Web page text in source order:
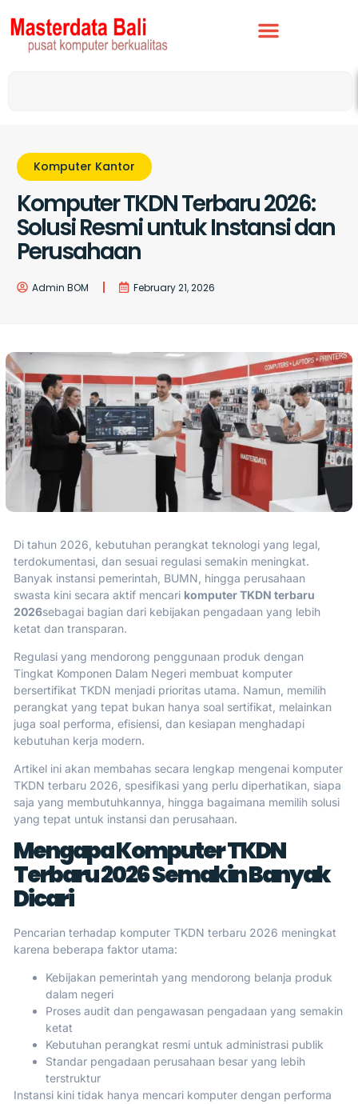
Komputer Kantor
Komputer TKDN Terbaru 2026:
Solusi Resmi untuk Instansi dan
Perusahaan
Admin BOM February 21, 2026
Di tahun 2026, kebutuhan perangkat teknologi yang legal,
terdokumentasi, dan sesuai regulasi semakin meningkat.
Banyak instansi pemerintah, BUMN, hingga perusahaan
swasta kini secara aktif mencari komputer TKDN terbaru
2026sebagai bagian dari kebijakan pengadaan yang lebih
ketat dan transparan.
Regulasi yang mendorong penggunaan produk dengan
Tingkat Komponen Dalam Negeri membuat komputer
bersertifikat TKDN menjadi prioritas utama. Namun, memilih
perangkat yang tepat bukan hanya soal sertifikat, melainkan
juga soal performa, efisiensi, dan kesiapan menghadapi
kebutuhan kerja modern.
Artikel ini akan membahas secara lengkap mengenai komputer
TKDN terbaru 2026, spesifikasi yang perlu diperhatikan, siapa
saja yang membutuhkannya, hingga bagaimana memilih solusi
yang tepat untuk instansi dan perusahaan.
Mengapa Komputer TKDN
Terbaru 2026 Semakin Banyak
Dicari
Pencarian terhadap komputer TKDN terbaru 2026 meningkat
karena beberapa faktor utama:
Kebijakan pemerintah yang mendorong belanja produk
dalam negeri
Proses audit dan pengawasan pengadaan yang semakin
ketat
Kebutuhan perangkat resmi untuk administrasi publik
Standar pengadaan perusahaan besar yang lebih
terstruktur
Instansi kini tidak hanya mencari komputer dengan performa